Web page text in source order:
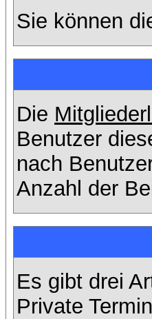
Sie können
Die
Benutzer
nach
Anzahl der
Es gibt drei
Private